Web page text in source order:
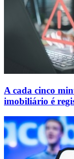
A cada cinco
imobiliário é